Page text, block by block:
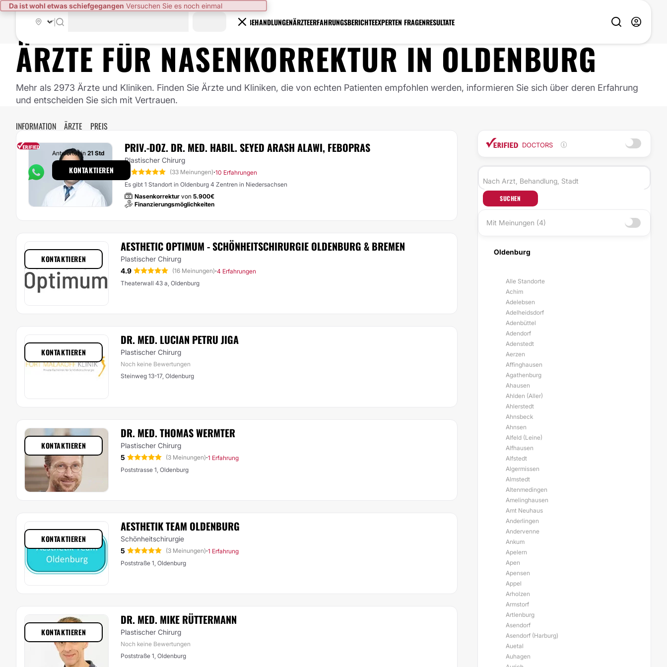
Da ist wohl etwas schiefgegangen Versuchen Sie es noch einmal
BEHANDLUNGENÄRZTEERFAHRUNGSBERICHTEEXPERTEN FRAGENRESULTATE
ÄRZTE FÜRNASENKORREKTURINOLDENBURG
Mehr als 2973 Ärzte und Kliniken. Finden Sie Ärzte und Kliniken, die von echten Patienten empfohlen werden, informieren Sie sich über deren Erfahrung
und entscheiden Sie sich mit Vertrauen.
INFORMATION ÄRZTE PREIS
PRIV.-DOZ. DR. MED. HABIL. SEYED ARASH ALAWI, FEBOPRAS
Plastischer Chirurg
(33 Meinungen)·10 Erfahrungen
Es gibt 1 Standort in Oldenburg 4 Zentren in Niedersachsen
Nasenkorrektur von 5.900€
Finanzierungsmöglichkeiten
Antwortet in 21 Std
KONTAKTIEREN
AESTHETIC OPTIMUM - SCHÖNHEITSCHIRURGIE OLDENBURG & BREMEN
Plastischer Chirurg
4.9
(16 Meinungen)·4 Erfahrungen
Theaterwall 43 a, Oldenburg
KONTAKTIEREN
DR. MED. LUCIAN PETRU JIGA
Plastischer Chirurg
Noch keine Bewertungen
Steinweg 13-17, Oldenburg
KONTAKTIEREN
DR. MED. THOMAS WERMTER
Plastischer Chirurg
5
(3 Meinungen)·1 Erfahrung
Poststrasse 1, Oldenburg
KONTAKTIEREN
AESTHETIK TEAM OLDENBURG
Schönheitschirurgie
5
(3 Meinungen)·1 Erfahrung
Poststraße 1, Oldenburg
KONTAKTIEREN
DR. MED. MIKE RÜTTERMANN
Plastischer Chirurg
Noch keine Bewertungen
Poststraße 1, Oldenburg
KONTAKTIEREN
DOCTORS
SUCHEN
Mit Meinungen (4)
Oldenburg
Alle Standorte
Achim
Adelebsen
Adelheidsdorf
Adenbüttel
Adendorf
Adenstedt
Aerzen
Affinghausen
Agathenburg
Ahausen
Ahlden (Aller)
Ahlerstedt
Ahnsbeck
Ahnsen
Alfeld (Leine)
Alfhausen
Alfstedt
Algermissen
Almstedt
Altenmedingen
Amelinghausen
Amt Neuhaus
Anderlingen
Andervenne
Ankum
Apelern
Apen
Apensen
Appel
Arholzen
Armstorf
Artlenburg
Asendorf
Asendorf (Harburg)
Auetal
Auhagen